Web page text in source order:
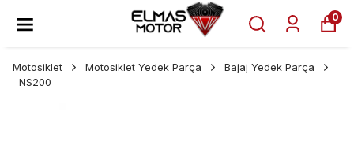
0
Motosiklet Motosiklet Yedek Parça
Bajaj Yedek Parça
NS200